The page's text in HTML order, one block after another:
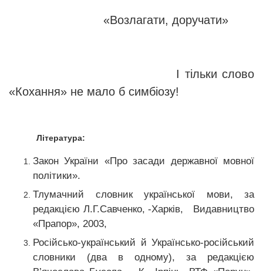
«Возлагати, доручати»
І тільки слово
«Кохання» не мало б симбіозу!
Література:
Закон України «Про засади державної мовної
політики».
Тлумачний словник української мови, за
редакцією Л.Г.Савченко, -Харків, Видавництво
«Прапор», 2003,
Російсько-український й Українсько-російський
словники (два в одному), за редакцією